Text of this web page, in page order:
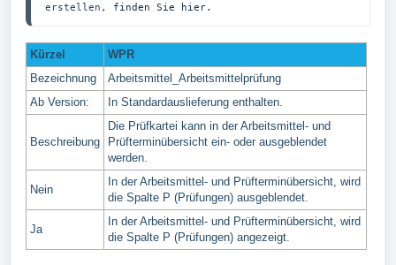
erstellen, finden Sie hier.
Kürzel
WPR
Bezeichnung
Arbeitsmittel_Arbeitsmittelprüfung
Ab Version:
In Standardauslieferung enthalten.
Beschreibung
Die Prüfkartei kann in der Arbeitsmittel- und
Prüfterminübersicht ein- oder ausgeblendet
werden.
Nein
In der Arbeitsmittel- und Prüfterminübersicht, wird
die Spalte P (Prüfungen) ausgeblendet.
Ja
In der Arbeitsmittel- und Prüfterminübersicht, wird
die Spalte P (Prüfungen) angezeigt.